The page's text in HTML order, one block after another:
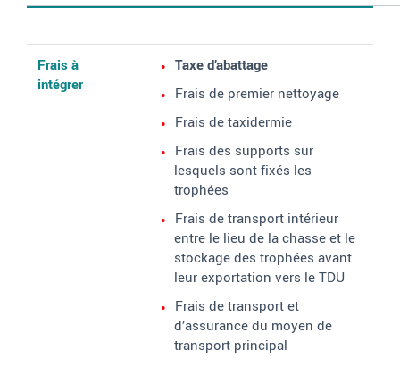
Frais à
intégrer
Taxe d’abattage
Frais de premier nettoyage
Frais de taxidermie
Frais des supports sur
lesquels sont fixés les
trophées
Frais de transport intérieur
entre le lieu de la chasse et le
stockage des trophées avant
leur exportation vers le TDU
Frais de transport et
d’assurance du moyen de
transport principal